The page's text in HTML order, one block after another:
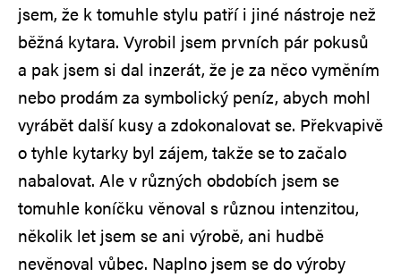
jsem, že k tomuhle stylu patří i jiné nástroje než
běžná kytara. Vyrobil jsem prvních pár pokusů
a pak jsem si dal inzerát, že je za něco vyměním
nebo prodám za symbolický peníz, abych mohl
vyrábět další kusy a zdokonalovat se. Překvapivě
o tyhle kytarky byl zájem, takže se to začalo
nabalovat. Ale v různých obdobích jsem se
tomuhle koníčku věnoval s různou intenzitou,
několik let jsem se ani výrobě, ani hudbě
nevěnoval vůbec. Naplno jsem se do výroby